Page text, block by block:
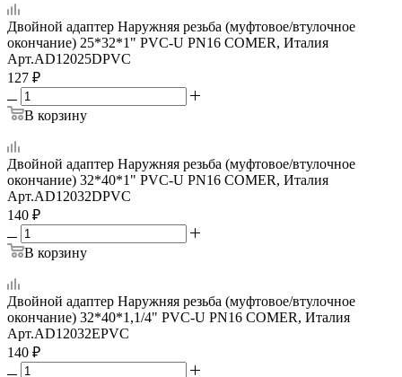
Двойной адаптер Наружняя резьба (муфтовое/втулочное
окончание) 25*32*1" PVC-U PN16 COMER, Италия
Арт.AD12025DPVC
127 ₽
В корзину
Двойной адаптер Наружняя резьба (муфтовое/втулочное
окончание) 32*40*1" PVC-U PN16 COMER, Италия
Арт.AD12032DPVC
140 ₽
В корзину
Двойной адаптер Наружняя резьба (муфтовое/втулочное
окончание) 32*40*1,1/4" PVC-U PN16 COMER, Италия
Арт.AD12032EPVC
140 ₽